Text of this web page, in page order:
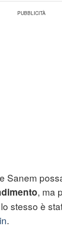
Sanem
, ma
stesso è
.